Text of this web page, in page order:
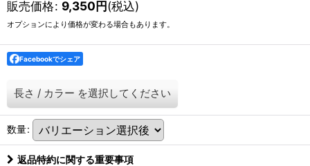
販売価格: 9,350円(税込)
オプションにより価格が変わる場合もあります。
Facebookでシェア
長さ / カラー を選択してください
数量:
返品特約に関する重要事項